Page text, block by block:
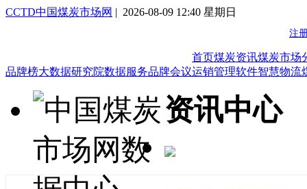
CCTD中国煤炭市场网 | 2026-08-09 12:40 星期日
首页煤炭资讯煤炭市场
品牌榜大数据研究院数据服务品牌会议运销管理软件智慧物流
资讯中心